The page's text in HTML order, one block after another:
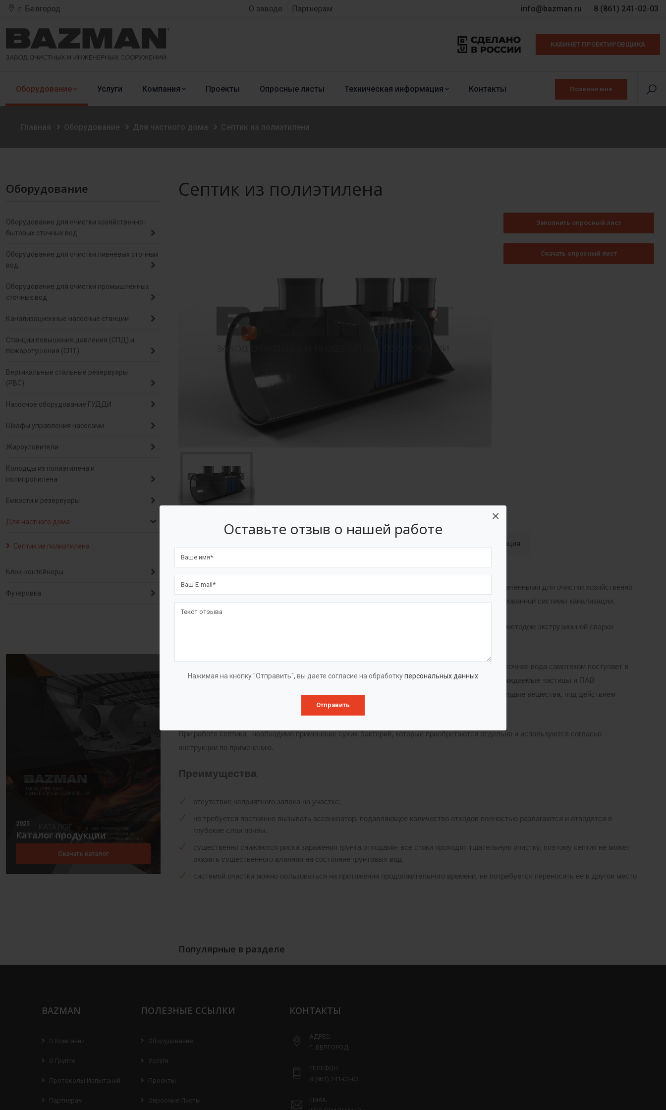
Оставьте отзыв о нашей работе
Нажимая на кнопку "Отправить", вы даете согласие на обработкуперсональных данных
Отправить
×
г. Белгород О заводе Партнерам info@bazman.ru 8 (861) 241-02-03
КАБИНЕТ ПРОЕКТИРОВЩИКА
Оборудование Услуги Компания Проекты Опросные листы Техническая информация Контакты Позвони мне
Главная Оборудование Для частного дома Септик из полиэтилена
Оборудование
Оборудование для очистки хозяйственно-
бытовых сточных вод
Оборудование для очистки ливневых сточных
вод
Оборудование для очистки промышленных
сточных вод
Канализационные насосные станции
Станции повышения давления (СПД) и
пожаротушения (СПТ)
Вертикальные стальные резервуары
(РВС)
Насосное оборудование ГУДДИ
Шкафы управления насосами
Жироуловители
Колодцы из полиэтилена и
полипропилена
Емкости и резервуары
Для частного дома
Септик из полиэтилена
Блок-контейнеры
Футеровка
2025
Каталог продукции
Скачать каталог
Септик из полиэтилена
Заполнить опросный лист
Скачать опросный лист
Документация
Септики "BAZMAN С-ПП/ПЭ" являются индивидуальными очистными сооружениями, предназначенными для очистки хозяйственно
бытовых сточных вод от жилых зданий, коттеджей или групп зданий, при отсутствии централизованной системы канализации.
Септик "BAZMAN С-ПП/ПЭ" представляет собой водонепроницаемую ёмкость, изготовленную методом экструзионной сварки
Септик комплектуется из единого трехсекционного, герметичного полиэтиленового корпуса. Сточная вода самотеком поступает в
септическую часть грубого осадка (зону I), где задерживаются жиры, плавающие пленки, не осаждаемые частицы и ПАВ
(Поверхностно - активные вещества). Плавающие вещества со временем образуют пленку. Твердые вещества, под действием
гравитации, скапливаются на дне в виде осадка.
При работе септика необходимо применение сухих бактерий, которые приобретаются отдельно и используются согласно
инструкции по применению.
Преимущества
отсутствие неприятного запаха на участке;
не требуется постоянно вызывать ассенизатор. подавляющее количество отходов полностью разлагаются и отводятся в
глубокие слои почвы.
существенно снижаются риски заражения грунта отходами- все стоки проходят тщательную очистку, поэтому септик не может
оказать существенного влияния на состояние грунтовых вод.
системой очистки можно пользоваться на протяжении продолжительного времени, не потребуется переносить ее в другое место
Популярные в разделе
BAZMAN
О Компании
О Группе
Протоколы Испытаний
Партнерам
ПОЛЕЗНЫЕ ССЫЛКИ
Оборудование
Услуги
Проекты
Опросные Листы
КОНТАКТЫ
АДРЕС:
Г. БЕЛГОРОД,
ТЕЛЕФОН:
8 (861) 241-02-03
EMAIL: